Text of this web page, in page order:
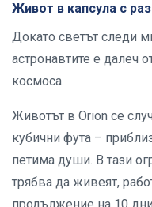
Живот в капсула с
Докато светът следи
астронавтите е далеч
космоса.
Животът в Orion се
кубични фута –
петима души. В тази
трябва да живеят,
продължение на 10